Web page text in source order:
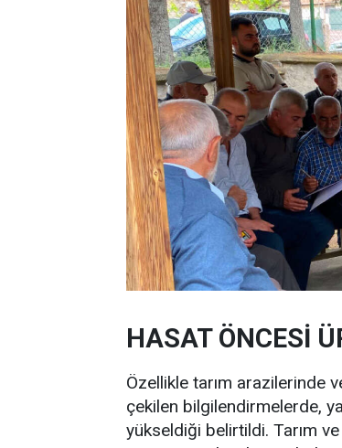
HASAT ÖNCESİ
Özellikle tarım arazilerinde
çekilen bilgilendirmelerde,
yükseldiği belirtildi. Tarım